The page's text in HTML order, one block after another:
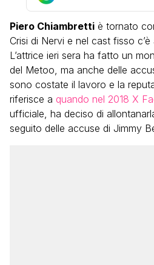
Piero Chiambretti è tornato
Crisi di Nervi e nel cast fisso c’è
L’attrice ieri sera ha fatto un
del Metoo, ma anche delle
sono costate il lavoro e la
riferisce a quando nel 2018 X
ufficiale, ha deciso di
seguito delle accuse di Jimmy